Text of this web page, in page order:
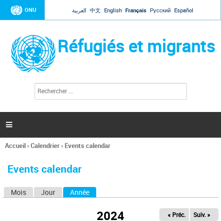
Jump to navigation
ONU العربية 中文 English Français Русский Español
Réfugiés et migrants
l
c
h
e

Vous
ici
Accueil›Calendrier› Events calendar
Events calendar
Mois Jour Année
2024 « Préc. Suiv. »